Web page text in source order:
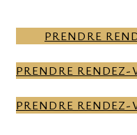
PRENDRE
PRENDRE RENDEZ-
PRENDRE RENDEZ-